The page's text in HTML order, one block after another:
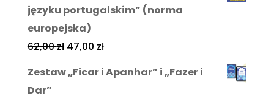
języku portugalskim” (norma
europejska)
62,00zł 47,00 zł
Zestaw „Ficar i Apanhar” i „Fazer i
Dar”